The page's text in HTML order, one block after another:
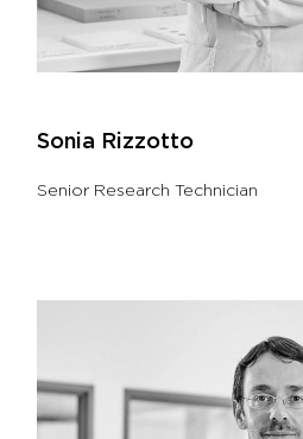
Sonia Rizzotto
Senior Research Technician